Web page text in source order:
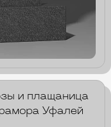
и плащаница
Уфалей